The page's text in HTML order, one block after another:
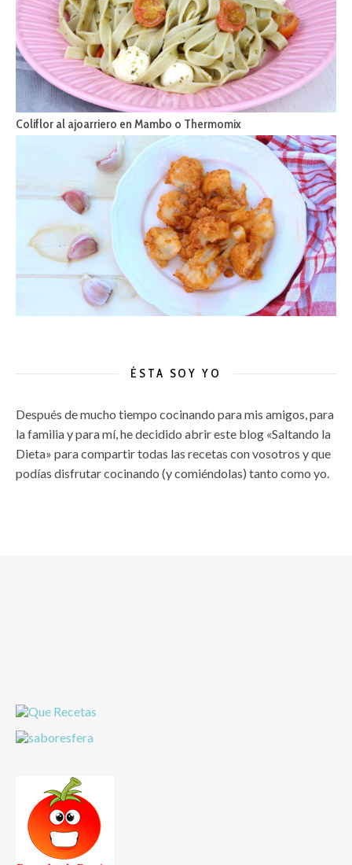
Coliflor al ajoarriero en Mambo o Thermomix
ÉSTA SOY YO
Después de mucho tiempo cocinando para mis amigos, para
la familia y para mí, he decidido abrir este blog «Saltando la
Dieta» para compartir todas las recetas con vosotros y que
podías disfrutar cocinando (y comiéndolas) tanto como yo.